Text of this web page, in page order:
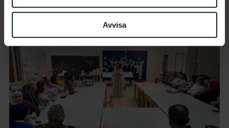
Avvisa